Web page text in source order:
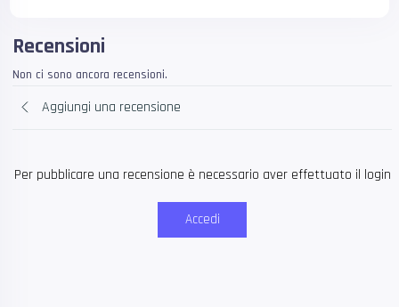
Recensioni
Non ci sono ancora recensioni.
Aggiungi una recensione
Per pubblicare una recensione è necessario aver effettuato il login
Accedi